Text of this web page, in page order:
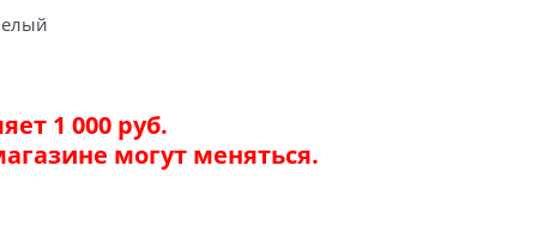
1 000 руб.
могут меняться.